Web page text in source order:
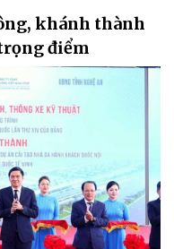
khánh thành
điểm